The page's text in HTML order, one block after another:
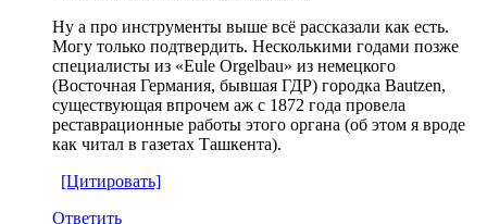
Ну а про инструменты выше всё рассказали как есть.
Могу только подтвердить. Несколькими годами позже
специалисты из «Eule Orgelbau» из немецкого
(Восточная Германия, бывшая ГДР) городка Bautzen,
существующая впрочем аж с 1872 года провела
реставрационные работы этого органа (об этом я вроде
как читал в газетах Ташкента).
[Цитировать]
Ответить